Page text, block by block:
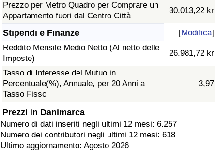
Prezzo per Metro Quadro per Comprare un
Appartamento fuori dal Centro Città
30.013,22 kr
Stipendi e Finanze [Modifica]
Reddito Mensile Medio Netto (Al netto delle
Imposte)
26.981,72 kr
Tasso di Interesse del Mutuo in
Percentuale(%), Annuale, per 20 Anni a
Tasso Fisso
3,97
Prezzi in Danimarca
Numero di dati inseriti negli ultimi 12 mesi: 6.257
Numero dei contributori negli ultimi 12 mesi: 618
Ultimo aggiornamento: Agosto 2026